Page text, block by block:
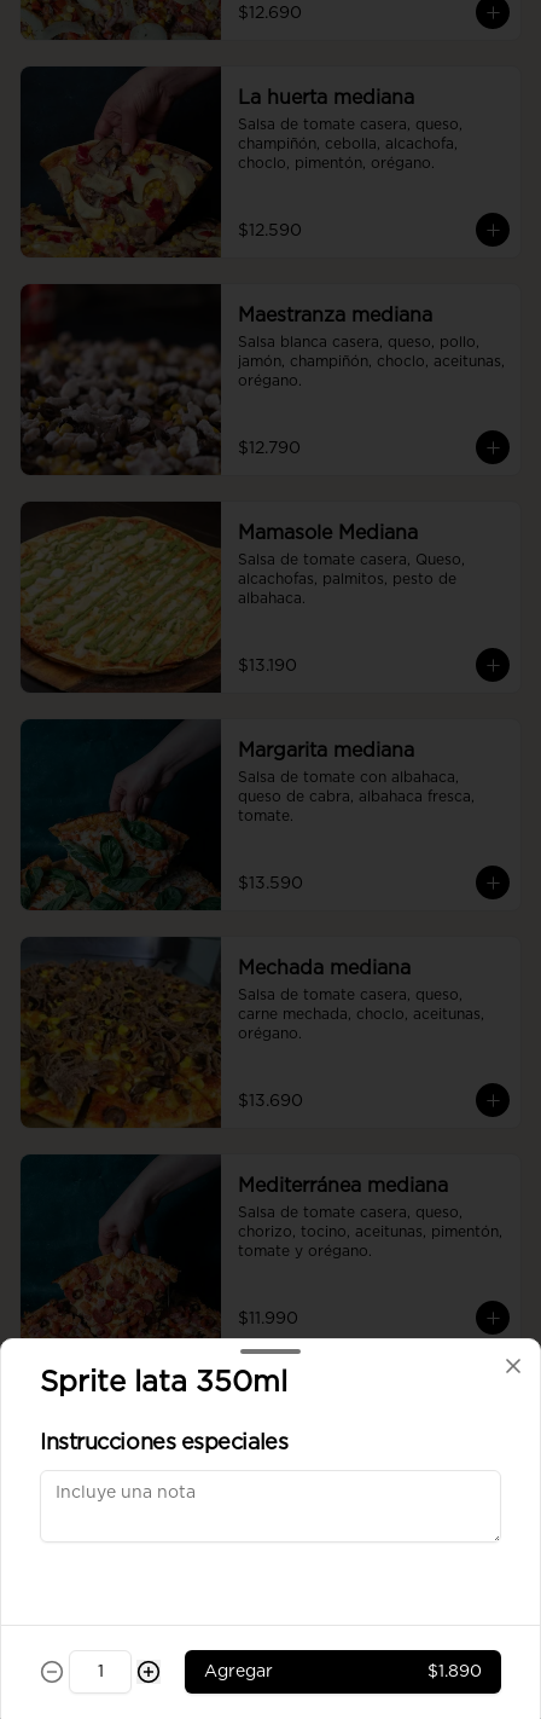
$12.690
La huerta mediana
Salsa de tomate casera, queso,
champiñón, cebolla, alcachofa,
choclo, pimentón, orégano.
$12.590
Maestranza mediana
Salsa blanca casera, queso, pollo,
jamón, champiñón, choclo, aceitunas,
orégano.
$12.790
Mamasole Mediana
Salsa de tomate casera, Queso,
alcachofas, palmitos, pesto de
albahaca.
$13.190
Margarita mediana
Salsa de tomate con albahaca,
queso de cabra, albahaca fresca,
tomate.
$13.590
Mechada mediana
Salsa de tomate casera, queso,
carne mechada, choclo, aceitunas,
orégano.
$13.690
Mediterránea mediana
Salsa de tomate casera, queso,
chorizo, tocino, aceitunas, pimentón,
tomate y orégano.
$11.990
Salsa de tomate casera, queso,
tomate,aceitunas, pimentón orégano.
Pepperoni mediana
Salsa de tomate casera, queso,
pepperoni, orégano.
Sprite lata 350ml
Instrucciones especiales
Agregar $1.890